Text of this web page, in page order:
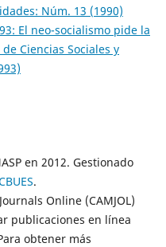
Núm. 13 (1990)
El neo-socialismo pide la
Ciencias Sociales y
en 2012. Gestionado
.
Online (CAMJOL)
publicaciones en línea
obtener más